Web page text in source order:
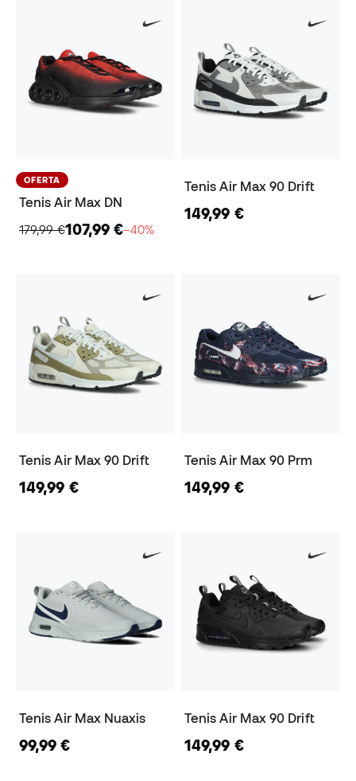
OFERTA
Tenis Air Max DN
179,99 €107,99 €−40%
Tenis Air Max 90 Drift
149,99 €
Tenis Air Max 90 Drift
149,99 €
Tenis Air Max 90 Prm
149,99 €
Tenis Air Max Nuaxis
99,99 €
Tenis Air Max 90 Drift
149,99 €